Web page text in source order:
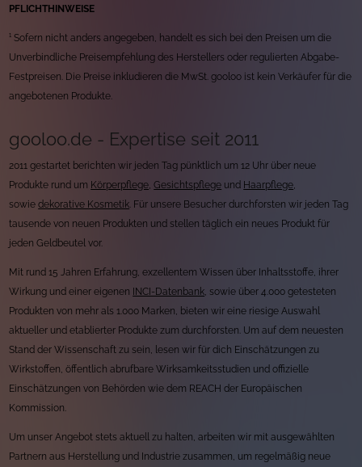
PFLICHTHINWEISE
¹ Sofern nicht anders angegeben, handelt es sich bei den Preisen um die
Unverbindliche Preisempfehlung des Herstellers oder regulierten Abgabe-
Festpreisen. Die Preise inkludieren die MwSt. gooloo ist kein Verkäufer für die
angebotenen Produkte.
gooloo.de - Expertise seit 2011
2011 gestartet berichten wir jeden Tag pünktlich um 12 Uhr über neue
Produkte rund um Körperpflege ,Gesichtspflege und Haarpflege
sowiedekorative Kosmetik . Für unsere Besucher durchforsten wir jeden Tag
tausende von neuen Produkten und stellen täglich ein neues Produkt für
jeden Geldbeutel vor.
Mit rund 15 Jahren Erfahrung, exzellentem Wissen über Inhaltsstoffe, ihrer
Wirkung und einer eigenen INCI-Datenbank , sowie über 4.000 getesteten
Produkten von mehr als 1.000 Marken, bieten wir eine riesige Auswahl
aktueller und etablierter Produkte zum durchforsten. Um auf dem neuesten
Stand der Wissenschaft zu sein, lesen wir für dich Einschätzungen zu
Wirkstoffen, öffentlich abrufbare Wirksamkeitsstudien und offizielle
Einschätzungen von Behörden wie dem REACH der Europäischen
Kommission.
Um unser Angebot stets aktuell zu halten, arbeiten wir mit ausgewählten
Partnern aus Herstellung und Industrie zusammen, um regelmäßig neue